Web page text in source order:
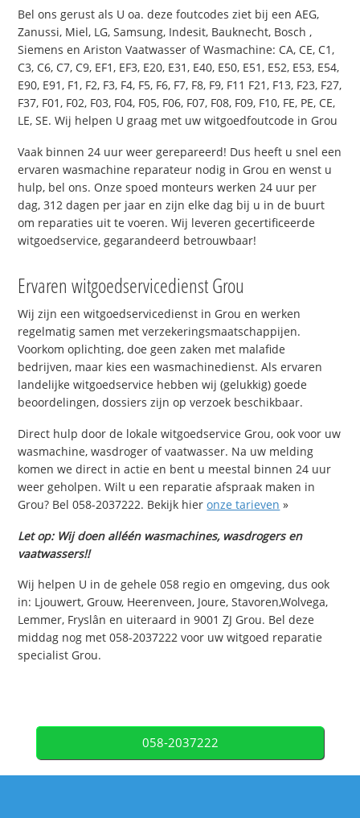
Bel ons gerust als U oa. deze foutcodes ziet bij een AEG,
Zanussi, Miel, LG, Samsung, Indesit, Bauknecht, Bosch ,
Siemens en Ariston Vaatwasser of Wasmachine: CA, CE, C1,
C3, C6, C7, C9, EF1, EF3, E20, E31, E40, E50, E51, E52, E53, E54,
E90, E91, F1, F2, F3, F4, F5, F6, F7, F8, F9, F11 F21, F13, F23, F27,
F37, F01, F02, F03, F04, F05, F06, F07, F08, F09, F10, FE, PE, CE,
LE, SE. Wij helpen U graag met uw witgoedfoutcode in Grou
Vaak binnen 24 uur weer gerepareerd! Dus heeft u snel een
ervaren wasmachine reparateur nodig in Grou en wenst u
hulp, bel ons. Onze spoed monteurs werken 24 uur per
dag, 312 dagen per jaar en zijn elke dag bij u in de buurt
om reparaties uit te voeren. Wij leveren gecertificeerde
witgoedservice, gegarandeerd betrouwbaar!
Ervaren witgoedservicedienst Grou
Wij zijn een witgoedservicedienst in Grou en werken
regelmatig samen met verzekeringsmaatschappijen.
Voorkom oplichting, doe geen zaken met malafide
bedrijven, maar kies een wasmachinedienst. Als ervaren
landelijke witgoedservice hebben wij (gelukkig) goede
beoordelingen, dossiers zijn op verzoek beschikbaar.
Direct hulp door de lokale witgoedservice Grou, ook voor uw
wasmachine, wasdroger of vaatwasser. Na uw melding
komen we direct in actie en bent u meestal binnen 24 uur
weer geholpen. Wilt u een reparatie afspraak maken in
Grou? Bel 058-2037222. Bekijk hieronze tarieven »
Let op: Wij doen alléén wasmachines, wasdrogers en
vaatwassers!!
Wij helpen U in de gehele 058 regio en omgeving, dus ook
in: Ljouwert, Grouw, Heerenveen, Joure, Stavoren,Wolvega,
Lemmer, Fryslân en uiteraard in 9001 ZJ Grou. Bel deze
middag nog met 058-2037222 voor uw witgoed reparatie
specialist Grou.
058-2037222